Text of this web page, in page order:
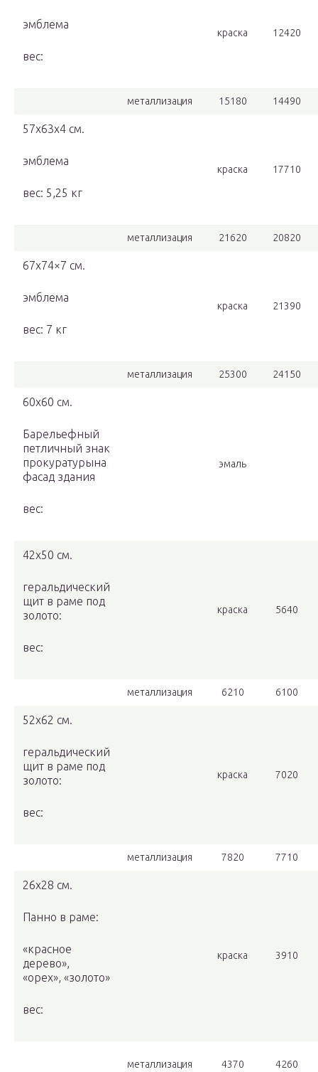
эмблема
вес:
краска 12420
металлизация 15180 14490
57х63х4 см.
эмблема
вес: 5,25 кг
краска 17710
металлизация 21620 20820
67х74×7 см.
эмблема
вес: 7 кг
краска 21390
металлизация 25300 24150
60х60 см.
Барельефный
петличный знак
прокуратурына
фасад здания
вес:
эмаль
42х50 см.
геральдический
щит в раме под
золото:
вес:
краска 5640
металлизация 6210 6100
52х62 см.
геральдический
щит в раме под
золото:
вес:
краска 7020
металлизация 7820 7710
26х28 см.
Панно в раме:
«красное
дерево»,
«орех», «золото»
вес:
краска 3910
металлизация 4370 4260